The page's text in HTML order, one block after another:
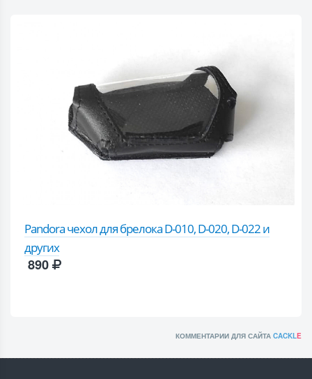
Pandora чехол для брелока D-010, D-020, D-022 и
других
890
КОММЕНТАРИИ ДЛЯ САЙТА CACKLE